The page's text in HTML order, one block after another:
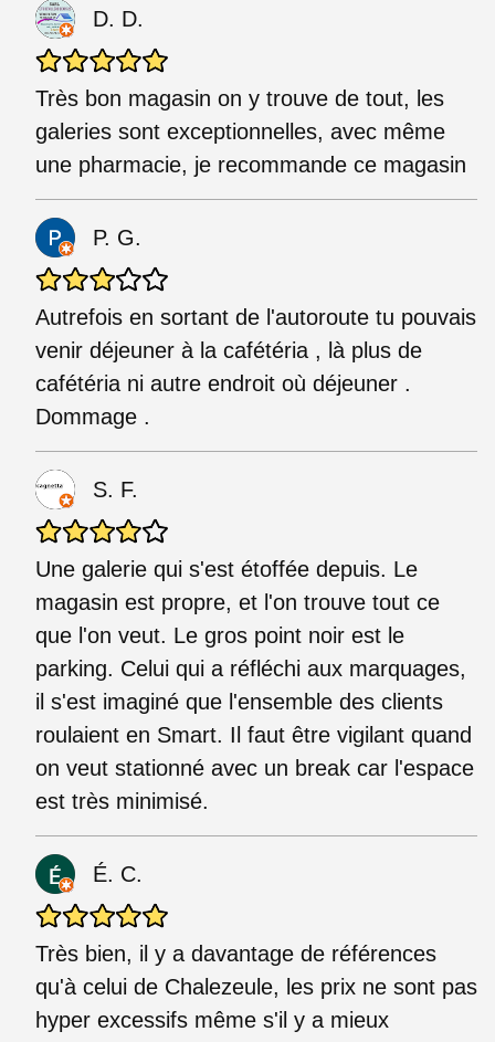
D. D.
Très bon magasin on y trouve de tout, les
galeries sont exceptionnelles, avec même
une pharmacie, je recommande ce magasin
P. G.
Autrefois en sortant de l'autoroute tu pouvais
venir déjeuner à la cafétéria , là plus de
cafétéria ni autre endroit où déjeuner .
Dommage .
S. F.
Une galerie qui s'est étoffée depuis. Le
magasin est propre, et l'on trouve tout ce
que l'on veut. Le gros point noir est le
parking. Celui qui a réfléchi aux marquages,
il s'est imaginé que l'ensemble des clients
roulaient en Smart. Il faut être vigilant quand
on veut stationné avec un break car l'espace
est très minimisé.
É. C.
Très bien, il y a davantage de références
qu'à celui de Chalezeule, les prix ne sont pas
hyper excessifs même s'il y a mieux